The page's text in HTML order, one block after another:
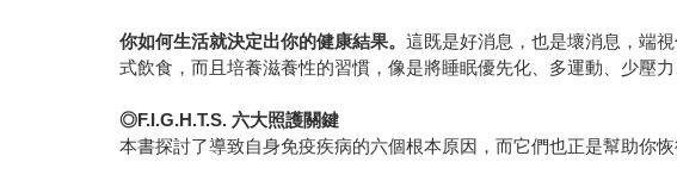
你如何生活就決定出你的健康結果。這既是好消息，也是壞消息，端
式飲食，而且培養滋養性的習慣，像是將睡眠優先化、多運動、少壓
◎F.I.G.H.T.S. 六大照護關鍵
本書探討了導致自身免疫疾病的六個根本原因，而它們也正是幫助你恢